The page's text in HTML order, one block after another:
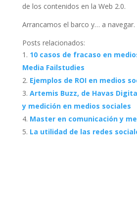
de los contenidos en la Web 2.0.
Arrancamos el barco y… a navegar.
Posts relacionados:
10 casos de fracaso en
Media Failstudies
Ejemplos de ROI en medios
Artemis Buzz, de Havas
y medición en medios sociales
Master en comunicación y
La utilidad de las redes